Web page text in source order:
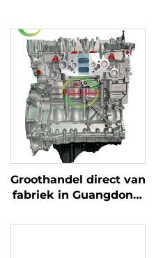
Groothandel direct van
fabriek in Guangdong,
cilinder diesel- en